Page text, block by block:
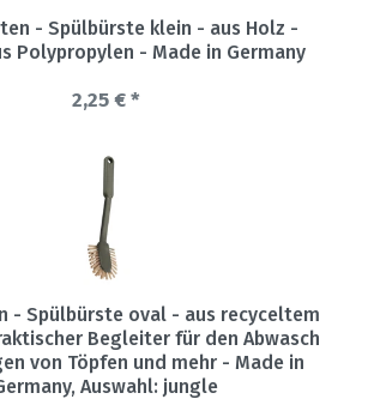
- Spülbürste klein - aus Holz -
Polypropylen - Made in Germany
2,25 € *
- Spülbürste oval - aus recyceltem
Begleiter für den Abwasch
von Töpfen und mehr - Made in
, Auswahl: jungle